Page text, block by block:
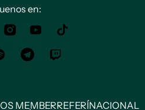
en:
MEMBERREFERÍNACIONAL